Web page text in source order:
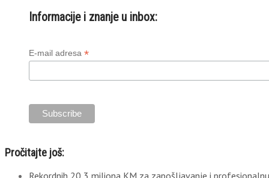
Informacije i znanje u inbox:
E-mail adresa *
Pročitajte još:
Rekordnih 20,3 miliona KM za zapošljavanje i